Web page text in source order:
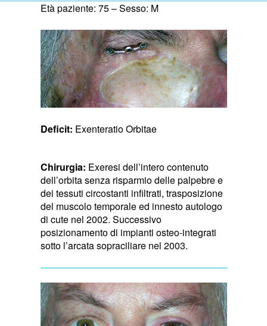
Età paziente: 75 –Sesso: M
Deficit: Exenteratio Orbitae
Chirurgia: Exeresi dell’intero contenuto
dell’orbita senza risparmio delle palpebre e
dei tessuti circostanti infiltrati, trasposizione
del muscolo temporale ed innesto autologo
di cute nel 2002. Successivo
posizionamento di impianti osteo-integrati
sotto l’arcata sopraciliare nel 2003.